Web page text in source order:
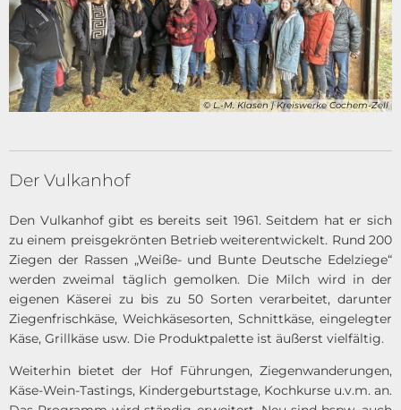
© L.-M. Klasen | Kreiswerke Cochem-Zell
Der Vulkanhof
Den Vulkanhof gibt es bereits seit 1961. Seitdem hat er sich
zu einem preisgekrönten Betrieb weiterentwickelt. Rund 200
Ziegen der Rassen „Weiße- und Bunte Deutsche Edelziege“
werden zweimal täglich gemolken. Die Milch wird in der
eigenen Käserei zu bis zu 50 Sorten verarbeitet, darunter
Ziegenfrischkäse, Weichkäsesorten, Schnittkäse, eingelegter
Käse, Grillkäse usw. Die Produktpalette ist äußerst vielfältig.
Weiterhin bietet der Hof Führungen, Ziegenwanderungen,
Käse-Wein-Tastings, Kindergeburtstage, Kochkurse u.v.m. an.